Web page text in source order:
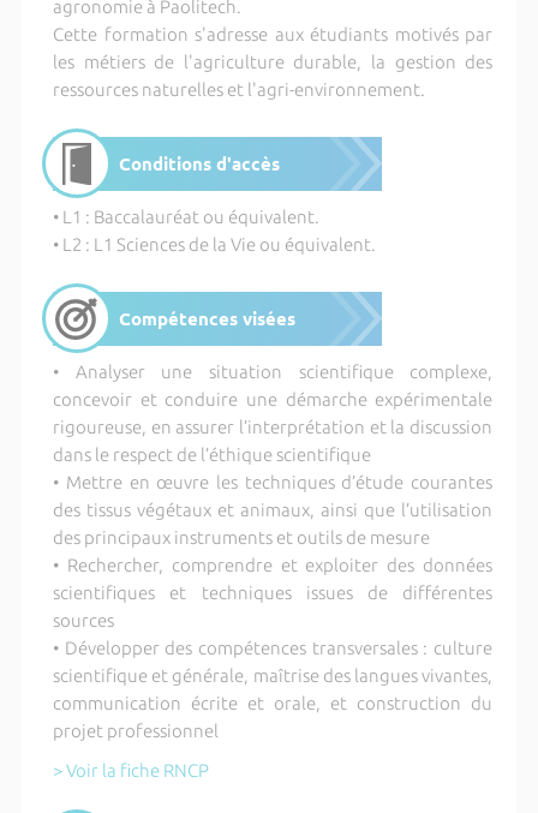
agronomie à Paolitech.
Cette formation s'adresse aux étudiants motivés par
les métiers de l'agriculture durable, la gestion des
ressources naturelles et l'agri-environnement.
Conditions d'accès
• L1 : Baccalauréat ou équivalent.
• L2 : L1 Sciences de la Vie ou équivalent.
Compétences visées
• Analyser une situation scientifique complexe,
concevoir et conduire une démarche expérimentale
rigoureuse, en assurer l’interprétation et la discussion
dans le respect de l’éthique scientifique
• Mettre en œuvre les techniques d’étude courantes
des tissus végétaux et animaux, ainsi que l’utilisation
des principaux instruments et outils de mesure
• Rechercher, comprendre et exploiter des données
scientifiques et techniques issues de différentes
sources
• Développer des compétences transversales : culture
scientifique et générale, maîtrise des langues vivantes,
communication écrite et orale, et construction du
projet professionnel
> Voir la fiche RNCP